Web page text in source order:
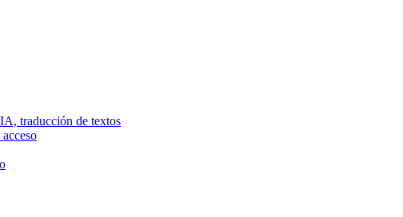
traducción de textos